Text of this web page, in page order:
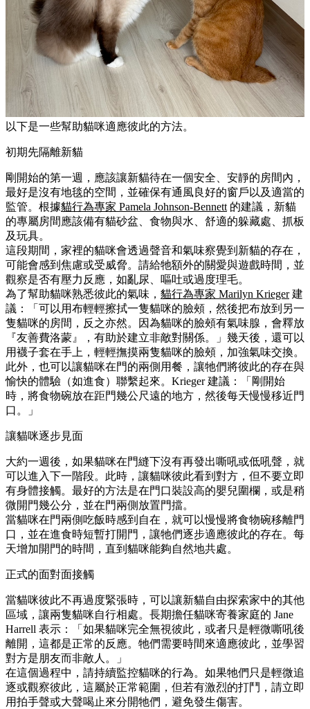
以下是一些幫助貓咪適應彼此的方法。
初期先隔離新貓
剛開始的第一週，應該讓新貓待在一個安全、安靜的房間內，
最好是沒有地毯的空間，並確保有通風良好的窗戶以及適當的
監管。根據貓行為專家 Pamela Johnson-Bennett的建議，新貓
的專屬房間應該備有貓砂盆、食物與水、舒適的躲藏處、抓板
及玩具。
這段期間，家裡的貓咪會透過聲音和氣味察覺到新貓的存在，
可能會感到焦慮或受威脅。請給牠額外的關愛與遊戲時間，並
觀察是否有壓力反應，如亂尿、嘔吐或過度理毛。
為了幫助貓咪熟悉彼此的氣味， 貓行為專家 Marilyn Krieger建
議：「可以用布輕輕擦拭一隻貓咪的臉頰，然後把布放到另一
隻貓咪的房間，反之亦然。因為貓咪的臉頰有氣味腺，會釋放
『友善費洛蒙』，有助於建立非敵對關係。」幾天後，還可以
用襪子套在手上，輕輕撫摸兩隻貓咪的臉頰，加強氣味交換。
此外，也可以讓貓咪在門的兩側用餐，讓牠們將彼此的存在與
愉快的體驗（如進食）聯繫起來。Krieger 建議：「剛開始
時，將食物碗放在距門幾公尺遠的地方，然後每天慢慢移近門
口。」
讓貓咪逐步見面
大約一週後，如果貓咪在門縫下沒有再發出嘶吼或低吼聲，就
可以進入下一階段。此時，讓貓咪彼此看到對方，但不要立即
有身體接觸。最好的方法是在門口裝設高的嬰兒圍欄，或是稍
微開門幾公分，並在門兩側放置門擋。
當貓咪在門兩側吃飯時感到自在，就可以慢慢將食物碗移離門
口，並在進食時短暫打開門，讓牠們逐步適應彼此的存在。每
天增加開門的時間，直到貓咪能夠自然地共處。
正式的面對面接觸
當貓咪彼此不再過度緊張時，可以讓新貓自由探索家中的其他
區域，讓兩隻貓咪自行相處。長期擔任貓咪寄養家庭的 Jane
Harrell 表示：「如果貓咪完全無視彼此，或者只是輕微嘶吼後
離開，這都是正常的反應。牠們需要時間來適應彼此，並學習
對方是朋友而非敵人。」
在這個過程中，請持續監控貓咪的行為。如果牠們只是輕微追
逐或觀察彼此，這屬於正常範圍，但若有激烈的打鬥，請立即
用拍手聲或大聲喝止來分開牠們，避免發生傷害。